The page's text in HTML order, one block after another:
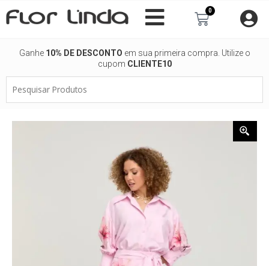
para
0
Carrinho
Ganhe 10% DE DESCONTO em sua primeira compra. Utilize o
cupom CLIENTE10
Produtos